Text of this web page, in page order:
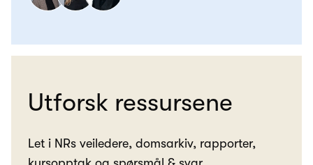
Utforsk ressursene
Let i NRs veiledere, domsarkiv, rapporter,